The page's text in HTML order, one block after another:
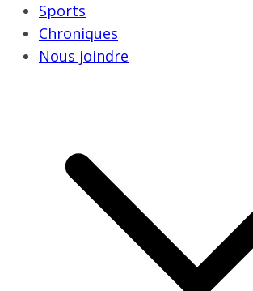
Sports
Chroniques
Nous joindre